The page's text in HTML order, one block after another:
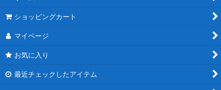
ショッピングカート
マイページ
お気に入り
最近チェックしたアイテム